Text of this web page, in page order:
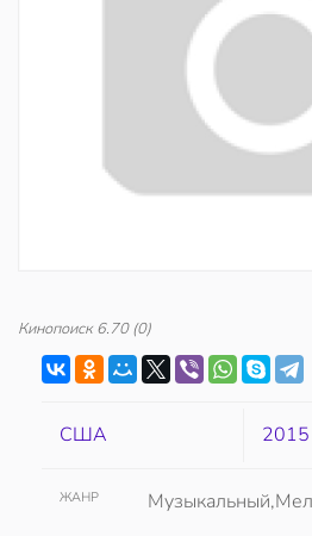
Кинопоиск 6.70(0)
США 2015
ЖАНР